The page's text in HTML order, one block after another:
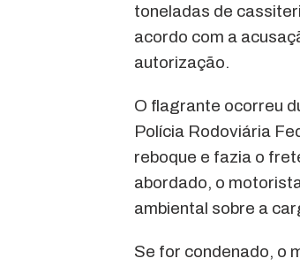
toneladas de
acordo com a
autorização.
O flagrante ocorreu
Polícia Rodoviária
reboque e fazia o
abordado, o
ambiental sobre a
Se for condenado, o